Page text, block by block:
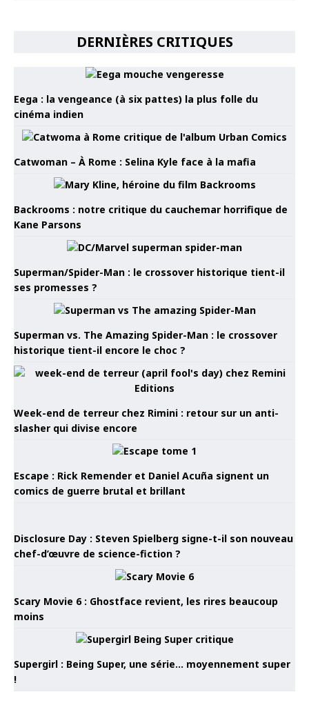
DERNIÈRES CRITIQUES
Eega : la vengeance (à six pattes) la plus folle du
cinéma indien
Catwoman – À Rome : Selina Kyle face à la mafia
Backrooms : notre critique du cauchemar horrifique de
Kane Parsons
Superman/Spider-Man : le crossover historique tient-il
ses promesses ?
Superman vs. The Amazing Spider-Man : le crossover
historique tient-il encore le choc ?
Week-end de terreur chez Rimini : retour sur un anti-
slasher qui divise encore
Escape : Rick Remender et Daniel Acuña signent un
comics de guerre brutal et brillant
Disclosure Day : Steven Spielberg signe-t-il son nouveau
chef-d’œuvre de science-fiction ?
Scary Movie 6 : Ghostface revient, les rires beaucoup
moins
Supergirl : Being Super, une série… moyennement super
!